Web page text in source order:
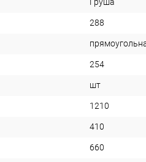
288
254
шт
1210
410
660